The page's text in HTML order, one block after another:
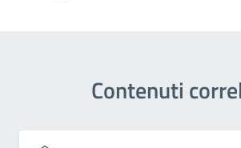
Contenuti